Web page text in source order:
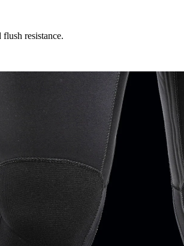
resistance.